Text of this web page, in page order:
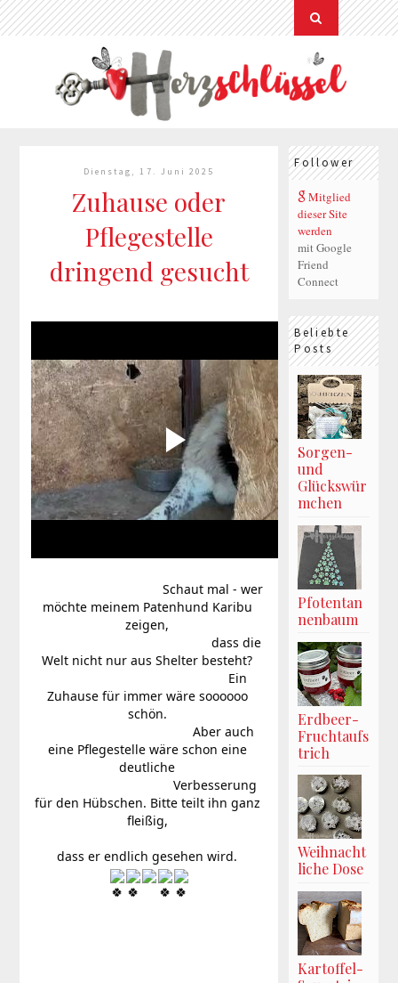
Dienstag, 17. Juni 2025
Zuhause oder
Pflegestelle
dringend gesucht
                                     Schaut mal - wer
möchte meinem Patenhund Karibu
zeigen,
Welt nicht nur aus Shelter besteht?
Zuhause für immer wäre soooooo
schön.
                                           Aber auch
eine Pflegestelle wäre schon eine
deutliche
für den Hübschen. Bitte teilt ihn ganz
fleißig,
dass er endlich gesehen wird.
Follower
Mitglied
dieser Site
werden
mit Google
Friend
Connect
Beliebte
Posts
Sorgen-
und
Glückswür
mchen
Pfotentan
nenbaum
Erdbeer-
Fruchtaufs
trich
Weihnacht
liche Dose
Kartoffel-